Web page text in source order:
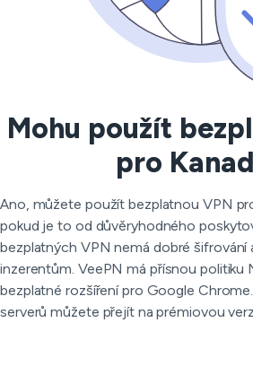
Mohu použít
pro
Ano, můžete použít bezplatnou VPN
pokud je to od důvěryhodného
bezplatných VPN nemá dobré šifrování
inzerentům. VeePN má přísnou politiku
bezplatné rozšíření pro Google
serverů můžete přejít na prémiovou